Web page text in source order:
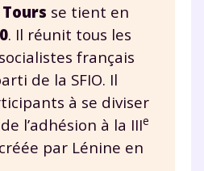
se tient en
. Il réunit tous les
français
de la SFIO. Il
à se diviser
l’adhésion à la IIIe
par Lénine en
de révisions
aux parents pour
scolaire du CP à
disponibles
par tchat, audio ou